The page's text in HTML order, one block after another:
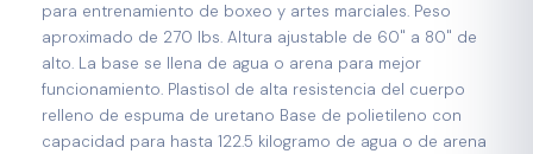
para entrenamiento de boxeo y artes marciales. Peso
aproximado de 270 lbs. Altura ajustable de 60" a 80" de
alto. La base se llena de agua o arena para mejor
funcionamiento. Plastisol de alta resistencia del cuerpo
relleno de espuma de uretano Base de polietileno con
capacidad para hasta 122.5 kilogramo de agua o de arena